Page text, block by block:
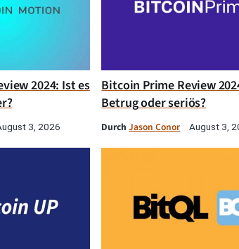
2024: Ist es
3, 2026
Bitcoin Prime Review
Betrug oder seriös?
DurchJason Conor August 3,